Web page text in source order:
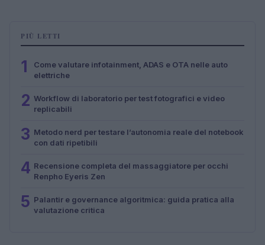
PIÙ LETTI
1
Come valutare infotainment, ADAS e OTA nelle auto
elettriche
2 Workflow di laboratorio per test fotografici e video
replicabili
3 Metodo nerd per testare l’autonomia reale del notebook
con dati ripetibili
4 Recensione completa del massaggiatore per occhi
Renpho Eyeris Zen
5 Palantir e governance algoritmica: guida pratica alla
valutazione critica